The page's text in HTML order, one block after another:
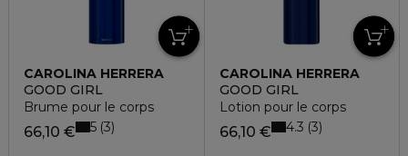
CAROLINA HERRERA
GOOD GIRL
Brume pour le corps
66,10 € 5 3
CAROLINA HERRERA
GOOD GIRL
Lotion pour le corps
66,10 € 4.3 3